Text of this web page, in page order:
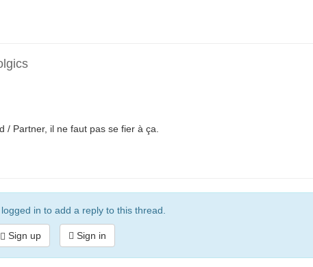
/ Partner, il ne faut pas se fier à ça.
in to add a reply to this thread.
Sign up Sign in